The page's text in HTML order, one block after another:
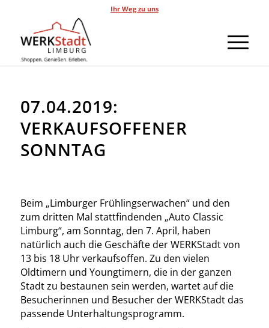
Ihr Weg zu uns
07.04.2019:
VERKAUFSOFFENER
SONNTAG
Beim „Limburger Frühlingserwachen“ und den
zum dritten Mal stattfindenden „Auto Classic
Limburg“, am Sonntag, den 7. April, haben
natürlich auch die Geschäfte der WERKStadt von
13 bis 18 Uhr verkaufsoffen. Zu den vielen
Oldtimern und Youngtimern, die in der ganzen
Stadt zu bestaunen sein werden, wartet auf die
Besucherinnen und Besucher der WERKStadt das
passende Unterhaltungsprogramm.